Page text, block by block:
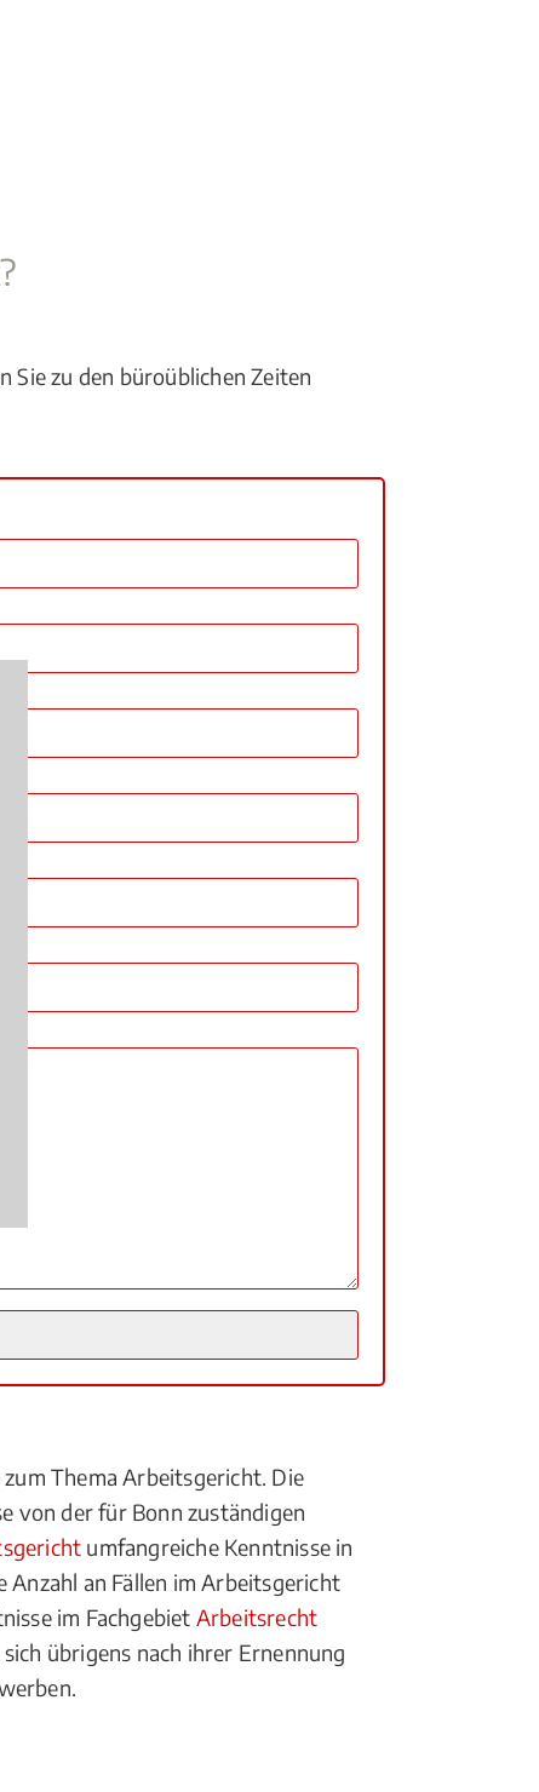
Sie zu den büroüblichen Zeiten
Thema Arbeitsgericht. Die
von der für Bonn zuständigen
umfangreiche Kenntnisse in
Anzahl an Fällen im Arbeitsgericht
im Fachgebiet Arbeitsrecht
übrigens nach ihrer Ernennung